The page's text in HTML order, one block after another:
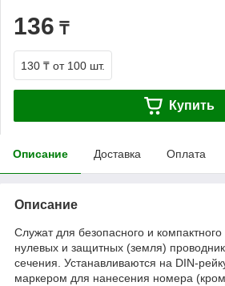
136 ₸
130 ₸ от 100 шт.
Купить
Описание Доставка Оплата
Описание
Служат для безопасного и
нулевых и защитных (земля)
сечения. Устанавливаются на DIN-
маркером для нанесения номера